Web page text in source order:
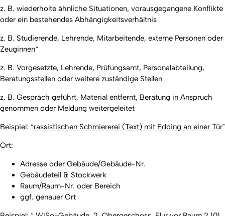
z. B. wiederholte ähnliche Situationen, vorausgegangene Konflikte
oder ein bestehendes Abhängigkeitsverhältnis
z. B. Studierende, Lehrende, Mitarbeitende, externe Personen oder
Zeuginnen*
z. B. Vorgesetzte, Lehrende, Prüfungsamt, Personalabteilung,
Beratungsstellen oder weitere zuständige Stellen
z. B. Gespräch geführt, Material entfernt, Beratung in Anspruch
genommen oder Meldung weitergeleitet
Beispiel: “rassistischen Schmiererei (Text) mit Edding an einer Tür"
Ort:
Adresse oder Gebäude/Gebäude-Nr.
Gebäudeteil & Stockwerk
Raum/Raum-Nr. oder Bereich
ggf. genauer Ort